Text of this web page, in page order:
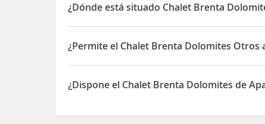
¿Dónde está situado Chalet Brenta
El Chalet Brenta Dolomites está situado en Via
¿Permite el Chalet Brenta Dolomites Otros
Sí, el Chalet Brenta Dolomites permite Otros
¿Dispone el Chalet Brenta Dolomites de